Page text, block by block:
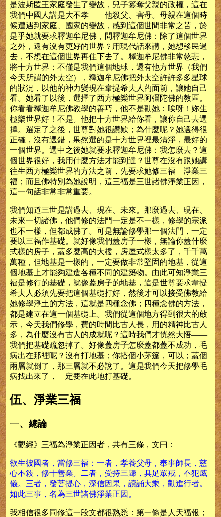
是波斯匿王家庭發生了變故，兒子篡奪父親的政權，這在
我們中國人講是大不孝——他殺父、害母。母親在這個時
候遭遇到家庭、國家的變故，感到這個世間非常之苦，於
是乎她就要求釋迦牟尼佛，問釋迦牟尼佛：除了這個世界
之外，還有沒有更好的世界？用現代話來講，她想移民過
去，不想在這個世界再住下去了。釋迦牟尼佛非常慈悲，
將十方世界；不僅是我們這個地球，還有他方世界（我們
今天所謂的外太空），釋迦牟尼佛把外太空許許多多星球
的狀況，以他的神力變現在韋提希夫人的面前，讓她自己
看。她看了以後，選擇了西方極樂世界阿彌陀佛的教區。
你看看釋迦牟尼佛教學的善巧，他不是勸她：唉呀！妳生
極樂世界好！不是。他把十方世界給你看，讓你自己去選
擇。選定了之後，世尊對她很讚歎；為什麼呢？她選得很
正確，沒有選錯，果然選的是十方世界裡最清淨，最好的
一個世界。選中之後她就要求釋迦牟尼佛：我怎麼去？這
個世界很好，我用什麼方法才能到達？世尊在沒有跟她講
往生西方極樂世界的方法之前，先要求她修三福—淨業三
福；而且佛特別為她說明，這三福是三世諸佛淨業正因，
這一句話非常非常重要。
我們知道三世是講過去、現在、未來。那麼過去、現在、
未來一切諸佛，他們修的法門一定是不一樣，修學的宗派
也不一樣，但都成佛了。可是無論修學那一個法門，一定
要以三福作基礎。就好像我們蓋房子一樣，無論你蓋什麼
式樣的房子，蓋多麼高的大樓，房屋式樣太多了，千千萬
萬種，但地基是一樣的，一定要做非常堅固的地基，從這
個地基上才能夠建造各種不同的建築物。由此可知淨業三
福是修行的基礎，就像蓋房子的地基，這是世尊要求韋提
希夫人必須先要把這個基礎打好，然後才可以接受佛教給
她修學淨土的方法，這就是四種念佛；四種念佛的方法，
都是建立在這一個基礎上。我們從這個地方得到很大的啟
示，今天我們修學，費的時間比古人長，用的精神比古人
多，為什麼沒有古人的成就呢？這時我們才恍然大悟——
我們把基礎疏忽掉了。好像蓋房子怎麼蓋都蓋不成功，毛
病出在那裡呢？沒有打地基；你搭個小茅篷，可以；蓋個
兩層就倒了，那三層就不必說了。這是我們今天把修學毛
病找出來了，一定要在此地打基礎。
伍、淨業三福
一、總論
《觀經》三福為淨業正因者，共有三條，文曰：
欲生彼國者，當修三福：一者，孝養父母，奉事師長，慈
心不殺，修十善業。二者，受持三歸，具足眾戒，不犯威
儀。三者，發菩提心，深信因果，讀誦大乘，勸進行者。
如此三事，名為三世諸佛淨業正因。
我相信很多同修這一段文都很熟悉：第一條是人天福報；